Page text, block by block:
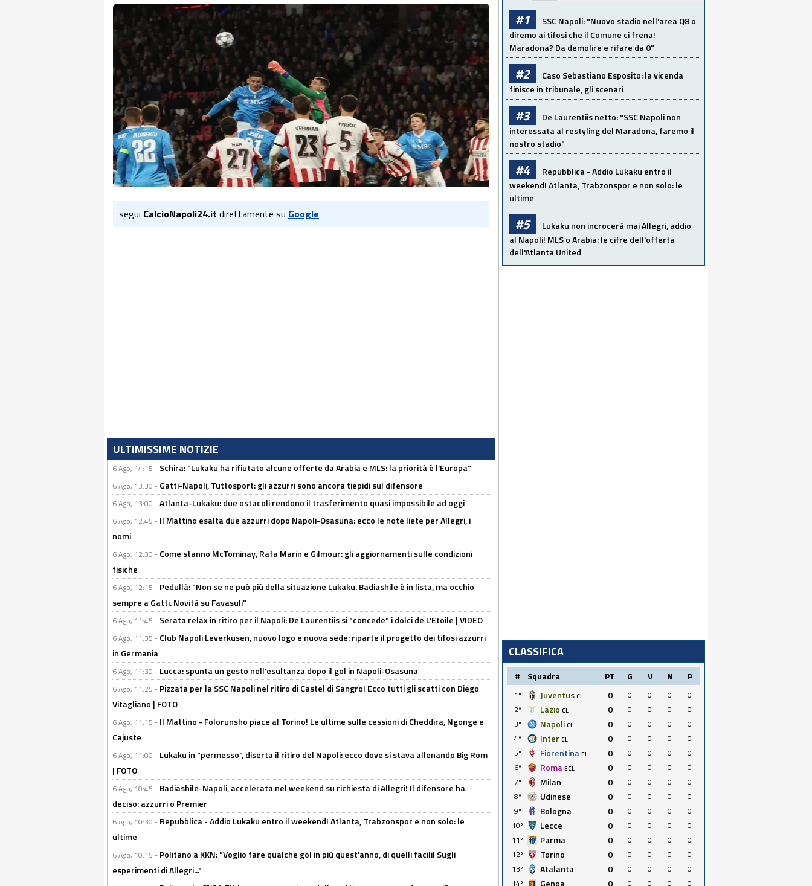
segui CalcioNapoli24.it direttamente su Google
ULTIMISSIME NOTIZIE
6 Ago, 14:15 - Schira: "Lukaku ha rifiutato alcune offerte da Arabia e MLS: la priorità è l'Europa"
6 Ago, 13:30 - Gatti-Napoli, Tuttosport: gli azzurri sono ancora tiepidi sul difensore
6 Ago, 13:00 -Atlanta-Lukaku: due ostacoli rendono il trasferimento quasi impossibile ad oggi
6 Ago, 12:45 - Il Mattino esalta due azzurri dopo Napoli-Osasuna: ecco le note liete per Allegri, i
nomi
6 Ago, 12:30 - Come stanno McTominay, Rafa Marin e Gilmour: gli aggiornamenti sulle condizioni
fisiche
6 Ago, 12:15 - Pedullà: "Non se ne può più della situazione Lukaku. Badiashile è in lista, ma occhio
sempre a Gatti. Novità su Favasuli"
6 Ago, 11:45 - Serata relax in ritiro per il Napoli: De Laurentiis si "concede" i dolci de L'Etoile | VIDEO
6 Ago, 11:35 - Club Napoli Leverkusen, nuovo logo e nuova sede: riparte il progetto dei tifosi azzurri
in Germania
6 Ago, 11:30 - Lucca: spunta un gesto nell'esultanza dopo il gol in Napoli-Osasuna
6 Ago, 11:25 - Pizzata per la SSC Napoli nel ritiro di Castel di Sangro! Ecco tutti gli scatti con Diego
Vitagliano | FOTO
6 Ago, 11:15 - Il Mattino - Folorunsho piace al Torino! Le ultime sulle cessioni di Cheddira, Ngonge e
Cajuste
6 Ago, 11:00 - Lukaku in "permesso", diserta il ritiro del Napoli: ecco dove si stava allenando Big Rom
| FOTO
6 Ago, 10:45 - Badiashile-Napoli, accelerata nel weekend su richiesta di Allegri! Il difensore ha
deciso: azzurri o Premier
6 Ago, 10:30 - Repubblica - Addio Lukaku entro il weekend! Atlanta, Trabzonspor e non solo: le
ultime
6 Ago, 10:15 - Politano a KKN: "Voglio fare qualche gol in più quest'anno, di quelli facili! Sugli
esperimenti di Allegri..."
#1
SSC Napoli: "Nuovo stadio nell'area Q8 o
diremo ai tifosi che il Comune ci frena!
Maradona? Da demolire e rifare da 0"
#2
Caso Sebastiano Esposito: la vicenda
finisce in tribunale, gli scenari
#3
De Laurentiis netto: "SSC Napoli non
interessata al restyling del Maradona, faremo il
nostro stadio"
#4
Repubblica - Addio Lukaku entro il
weekend! Atlanta, Trabzonspor e non solo: le
ultime
#5
Lukaku non incrocerà mai Allegri, addio
al Napoli! MLS o Arabia: le cifre dell'offerta
dell'Atlanta United
CLASSIFICA
# Squadra PT G V N P
1º Juventus CL 0 0 0 0
0
2º
Lazio CL 0 0 0 0
0
3º
Napoli CL 0 0 0 0
0
4º
Inter CL 0 0 0 0
0
5º
Fiorentina EL 0 0 0 0
0
6º
Roma ECL 0 0 0 0
0
7º
Milan 0 0 0 0
0
8º
Udinese 0 0 0 0
0
9º
Bologna 0 0 0 0
0
10º
Lecce 0 0 0 0
0
11º
Parma 0 0 0 0
0
12º
Torino 0 0 0 0
0
13º
Atalanta 0 0 0 0
0
14º
Genoa 0 0 0 0 0